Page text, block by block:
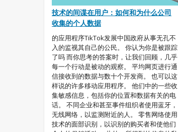
技术的间谍在用户：如何和为什么公司
收集的个人数据
的应用程序TikTok发展中国政府从事无孔不
入的监视其自己的公民。 你认为你是被跟踪
了吗 而你思考的答案时，让我们回顾，几乎
每一个行动是被动的观察。 平均网页进行通
信接收到的数据与数十个开发商。 也可以这
样说的许多移动应用程序。 他们中的一些收
集敏感信息，包括你的位置和数据有关的电
话。 不同企业和甚至事件组织者使用蓝牙，
无线网络，以监测附近的人。 零售网络使用
技术的面部识别，以识别的购买者和使他们